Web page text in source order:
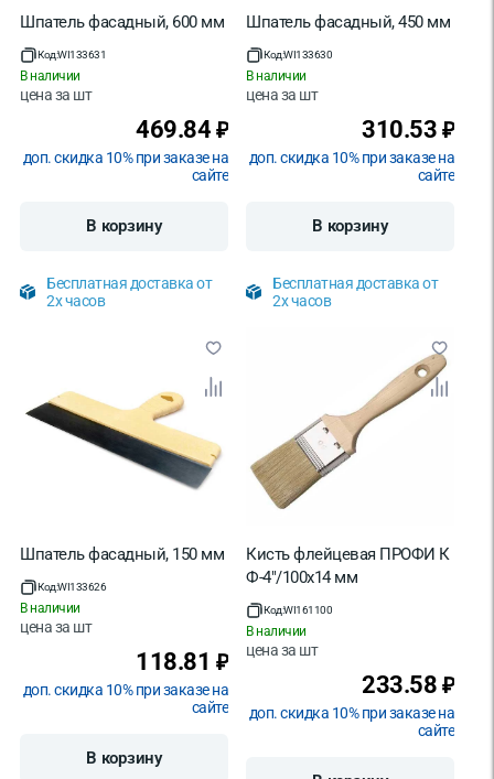
Шпатель фасадный, 600 мм
Код:WI133631
В наличии
цена за шт
469.84 ₽
доп. скидка 10% при заказе на
сайте
В корзину
Бесплатная доставка от
2х часов
Шпатель фасадный, 450 мм
Код:WI133630
В наличии
цена за шт
310.53 ₽
доп. скидка 10% при заказе на
сайте
В корзину
Бесплатная доставка от
2х часов
Шпатель фасадный, 150 мм
Код:WI133626
В наличии
цена за шт
118.81 ₽
доп. скидка 10% при заказе на
сайте
В корзину
Кисть флейцевая ПРОФИ К
Ф-4"/100х14 мм
Код:WI161100
В наличии
цена за шт
233.58 ₽
доп. скидка 10% при заказе на
сайте